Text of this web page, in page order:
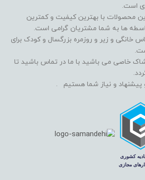
است.
محصولات با بهترین کیفیت و کمترین
ها به شما مشتریان گرامی است.
خانگی و زیر و روزمره بزرگسال و کودک برای
خاصی می باشید با ما در تماس باشید تا
و پیشنهاد و نیاز شما هستیم .